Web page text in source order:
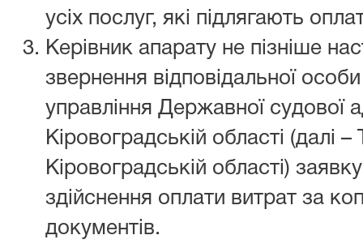
усіх послуг, які підлягають
Керівник апарату не пізніше
звернення відповідальної
управління Державної судової
Кіровоградській області (далі
Кіровоградській області)
здійснення оплати витрат за
документів.